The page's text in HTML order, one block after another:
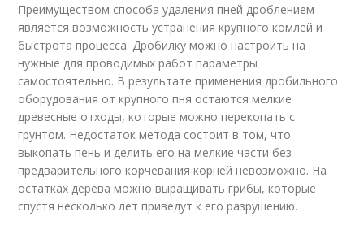
Преимуществом способа удаления пней дроблением
является возможность устранения крупного комлей и
быстрота процесса. Дробилку можно настроить на
нужные для проводимых работ параметры
самостоятельно. В результате применения дробильного
оборудования от крупного пня остаются мелкие
древесные отходы, которые можно перекопать с
грунтом. Недостаток метода состоит в том, что
выкопать пень и делить его на мелкие части без
предварительного корчевания корней невозможно. На
остатках дерева можно выращивать грибы, которые
спустя несколько лет приведут к его разрушению.